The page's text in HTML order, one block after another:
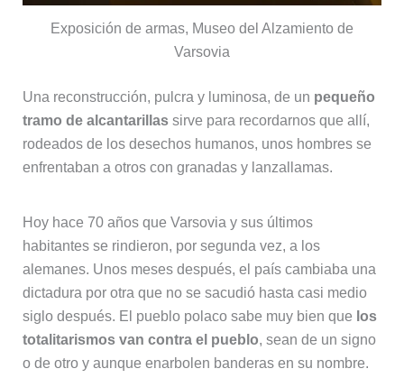
Exposición de armas, Museo del Alzamiento de
Varsovia
Una reconstrucción, pulcra y luminosa, de un pequeño
tramo de alcantarillassirve para recordarnos que allí,
rodeados de los desechos humanos, unos hombres se
enfrentaban a otros con granadas y lanzallamas.
Hoy hace 70 años que Varsovia y sus últimos
habitantes se rindieron, por segunda vez, a los
alemanes. Unos meses después, el país cambiaba una
dictadura por otra que no se sacudió hasta casi medio
siglo después. El pueblo polaco sabe muy bien que los
totalitarismos van contra el pueblo, sean de un signo
o de otro y aunque enarbolen banderas en su nombre.